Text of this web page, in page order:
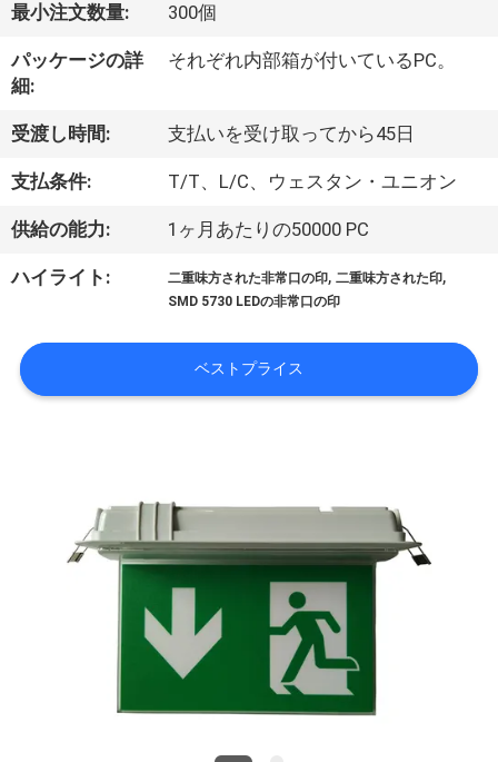
達
に
つ
い
工
場
最小注文数量: 300個
パッケージの詳
細:
それぞれ内部箱が付いているPC。
受渡し時間: 支払いを受け取ってから45日
支払条件: T/T、L/C、ウェスタン・ユニオン
供給の能力: 1ヶ月あたりの50000 PC
ハイライト: 二重味方された非常口の印,二重味方された印,
SMD 5730 LEDの非常口の印
ベストプライス